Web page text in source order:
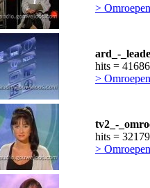
>
ard_-
hits = 41686
>
tv2_-
hits = 32179
>